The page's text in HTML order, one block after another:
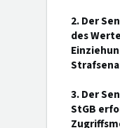
2. Der
des
3. Der
StGB